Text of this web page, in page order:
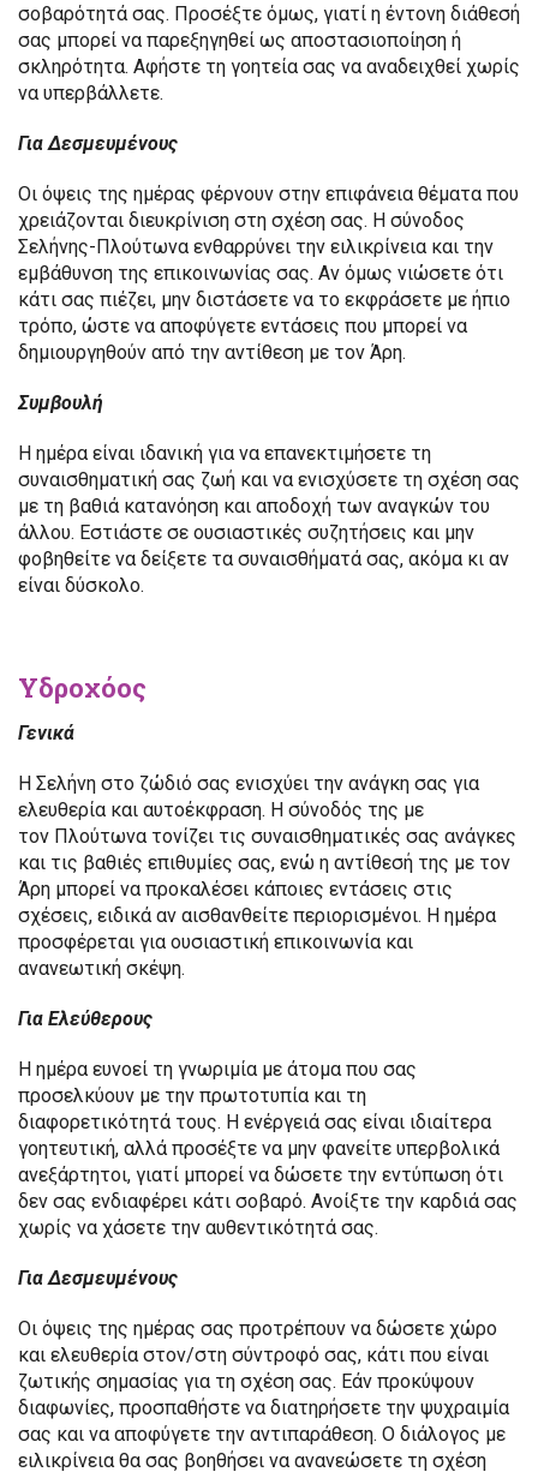
σοβαρότητά σας. Προσέξτε όμως, γιατί η έντονη διάθεσή
σας μπορεί να παρεξηγηθεί ως αποστασιοποίηση ή
σκληρότητα. Αφήστε τη γοητεία σας να αναδειχθεί χωρίς
να υπερβάλλετε.
Για Δεσμευμένους
Οι όψεις της ημέρας φέρνουν στην επιφάνεια θέματα που
χρειάζονται διευκρίνιση στη σχέση σας. Η σύνοδος
Σελήνης-Πλούτωνα ενθαρρύνει την ειλικρίνεια και την
εμβάθυνση της επικοινωνίας σας. Αν όμως νιώσετε ότι
κάτι σας πιέζει, μην διστάσετε να το εκφράσετε με ήπιο
τρόπο, ώστε να αποφύγετε εντάσεις που μπορεί να
δημιουργηθούν από την αντίθεση με τον Άρη.
Συμβουλή
Η ημέρα είναι ιδανική για να επανεκτιμήσετε τη
συναισθηματική σας ζωή και να ενισχύσετε τη σχέση σας
με τη βαθιά κατανόηση και αποδοχή των αναγκών του
άλλου. Εστιάστε σε ουσιαστικές συζητήσεις και μην
φοβηθείτε να δείξετε τα συναισθήματά σας, ακόμα κι αν
είναι δύσκολο.
Υδροχόος
Γενικά
Η Σελήνη στο ζώδιό σας ενισχύει την ανάγκη σας για
ελευθερία και αυτοέκφραση. Η σύνοδός της με
τον Πλούτωνα τονίζει τις συναισθηματικές σας ανάγκες
και τις βαθιές επιθυμίες σας, ενώ η αντίθεσή της με τον
Άρη μπορεί να προκαλέσει κάποιες εντάσεις στις
σχέσεις, ειδικά αν αισθανθείτε περιορισμένοι. Η ημέρα
προσφέρεται για ουσιαστική επικοινωνία και
ανανεωτική σκέψη.
Για Ελεύθερους
Η ημέρα ευνοεί τη γνωριμία με άτομα που σας
προσελκύουν με την πρωτοτυπία και τη
διαφορετικότητά τους. Η ενέργειά σας είναι ιδιαίτερα
γοητευτική, αλλά προσέξτε να μην φανείτε υπερβολικά
ανεξάρτητοι, γιατί μπορεί να δώσετε την εντύπωση ότι
δεν σας ενδιαφέρει κάτι σοβαρό. Ανοίξτε την καρδιά σας
χωρίς να χάσετε την αυθεντικότητά σας.
Για Δεσμευμένους
Οι όψεις της ημέρας σας προτρέπουν να δώσετε χώρο
και ελευθερία στον/στη σύντροφό σας, κάτι που είναι
ζωτικής σημασίας για τη σχέση σας. Εάν προκύψουν
διαφωνίες, προσπαθήστε να διατηρήσετε την ψυχραιμία
σας και να αποφύγετε την αντιπαράθεση. Ο διάλογος με
ειλικρίνεια θα σας βοηθήσει να ανανεώσετε τη σχέση